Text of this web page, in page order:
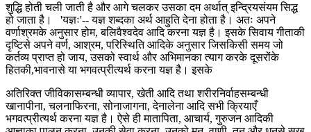
शुद्धि होती चली जाती है और आगे चलकर उसका दम अर्थात् इन्द्रियसंयम सिद्ध
हो जाता है। 'यज्ञः'-- यज्ञ शब्दका अर्थ आहुति देना होता है। अतः अपने
वर्णाश्रमके अनुसार होम, बलिवैश्वदेव आदि करना यज्ञ है। इसके सिवाय गीताकी
दृष्टिसे अपने वर्ण, आश्रम, परिस्थिति आदिके अनुसार जिसकिसी समय जो
कर्तव्य प्राप्त हो जाय, उसको स्वार्थ और अभिमानका त्याग करके दूसरोंके
हितकी,भावनासे या भगवत्प्रीत्यर्थ करना यज्ञ है। इसके
अतिरिक्त जीविकासम्बन्धी व्यापार, खेती आदि तथा शरीरनिर्वाहसम्बन्धी
खानापीना, चलनाफिरना, सोनाजागना, देनालेना आदि सभी क्रियाएँ
भगवत्प्रीत्यर्थ करना यज्ञ है। ऐसे ही मातापिता, आचार्य, गुरुजन आदिकी